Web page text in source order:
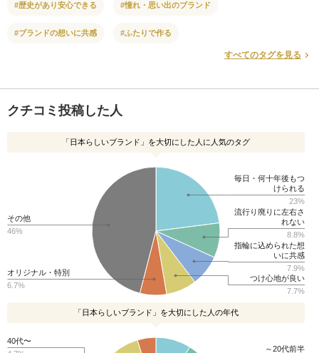
#歴史があり安心できる #憧れ・思い出のブランド
#ブランドの想いに共感 #ふたりで作る
すべてのタグを見る
クチコミ投稿した人
「日本らしいブランド」を大切にした人に人気のタグ
毎日・何十年後もつ
けられる
23%
流行り廃りに左右さ
れない
8.8%
指輪に込められた想
いに共感
7.9%
つけ心地が良い
7.7%
オリジナル・特別
6.7%
その他
46%
「日本らしいブランド」を大切にした人の年代
～20代前半
40代〜